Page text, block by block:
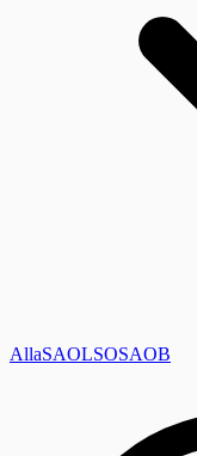
AllaSAOLSOSAOB